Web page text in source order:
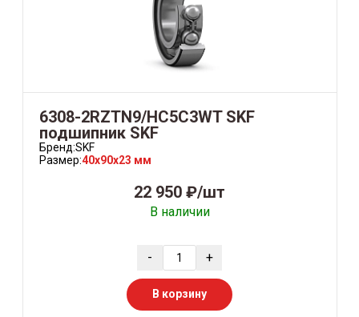
6308-2RZTN9/HC5C3WT SKF
подшипник SKF
Бренд:SKF
Размер:40x90x23 мм
22 950 ₽/шт
В наличии
- +
В корзину